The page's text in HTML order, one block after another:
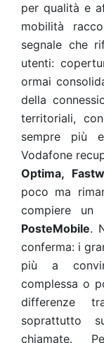
per qualità e
mobilità
segnale che
utenti:
ormai
della
territoriali,
sempre più
Vodafone
Optima,
poco ma
compiere
PosteMobile.
conferma: i
più a
complessa o
differenze
soprattutto
chiamate.